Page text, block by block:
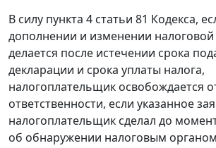
В силу пункта 4 статьи 81 Кодекса,
дополнении и изменении налоговой
делается после истечении срока
декларации и срока уплаты налога,
налогоплательщик освобождается
ответственности, если указанное
налогоплательщик сделал до
об обнаружении налоговым